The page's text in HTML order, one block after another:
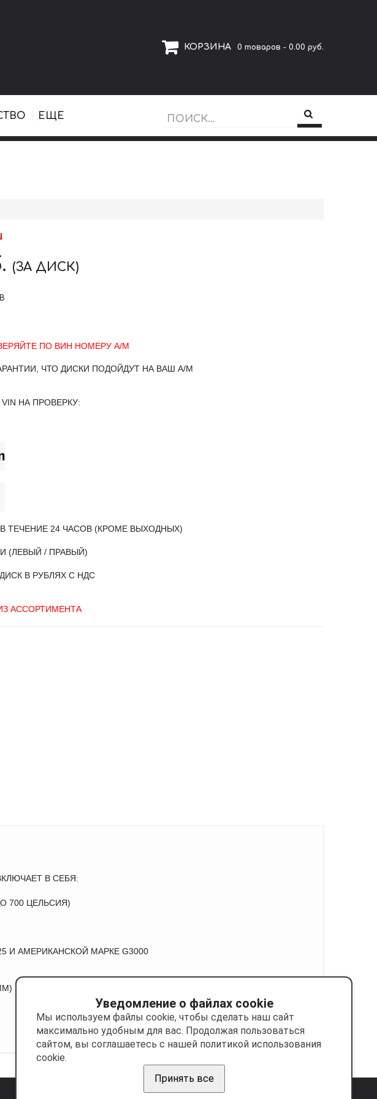
КОРЗИНА 0 товаров - 0.00 руб.
ЕЩЕ
(ЗА ДИСК)
ПО ВИН НОМЕРУ А/М
ЧТО ДИСКИ ПОДОЙДУТ НА ВАШ А/М
НА ПРОВЕРКУ:
ТЕЧЕНИЕ 24 ЧАСОВ (КРОМЕ ВЫХОДНЫХ)
(ЛЕВЫЙ / ПРАВЫЙ)
В РУБЛЯХ С НДС
АССОРТИМЕНТА
В СЕБЯ:
700 ЦЕЛЬСИЯ)
И АМЕРИКАНСКОЙ МАРКЕ G3000
Сделано на платформе
Уведомление о файлах cookie
Мы используем файлы cookie, чтобы сделать наш сайт
максимально удобным для вас. Продолжая пользоваться
сайтом, вы соглашаетесь с нашей политикой использования
cookie.
Принять все